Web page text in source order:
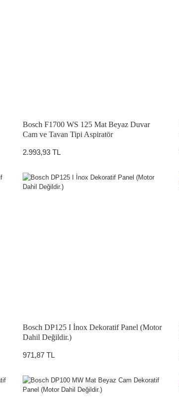
Bosch F1700 WS 125 Mat Beyaz Duvar
Cam ve Tavan Tipi Aspiratör
2.993,93 TL
Bosch DP125 I İnox Dekoratif Panel (Motor
Dahil Değildir.)
971,87 TL